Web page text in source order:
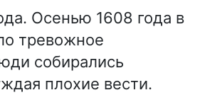
Осенью 1608 года в
тревожное
собирались
плохие вести.